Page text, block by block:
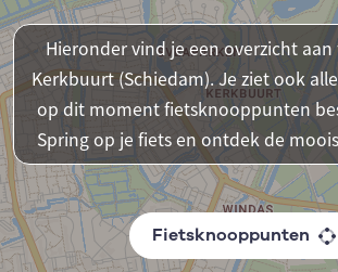
Hieronder vind je een overzicht
Kerkbuurt (Schiedam). Je ziet ook
op dit moment fietsknooppunten
Spring op je fiets en ontdek de
Fietsknooppunten